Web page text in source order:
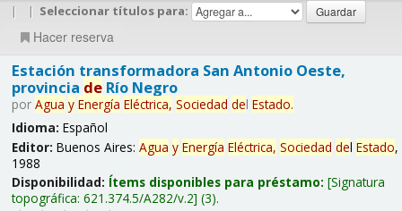
| | Seleccionar títulos para:
Hacer reserva
Estación transformadora San Antonio Oeste,
provincia deRío Negro
por Agua y Energía Eléctrica, Sociedad del Estado.
Idioma: Español
Editor: Buenos Aires: Agua y Energía Eléctrica, Sociedad del Estado,
1988
Disponibilidad: Ítems disponibles para préstamo: Signatura
topográfica: 621.374.5/A282/v.2 (3).